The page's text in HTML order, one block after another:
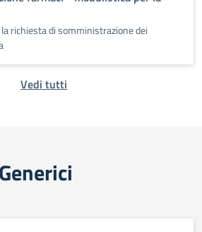
richiesta di somministrazione dei
Vedi tutti